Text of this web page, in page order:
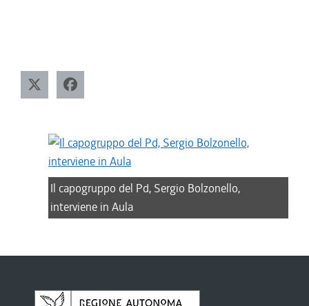
Il capogruppo del Pd, Sergio Bolzonello,
interviene in Aula